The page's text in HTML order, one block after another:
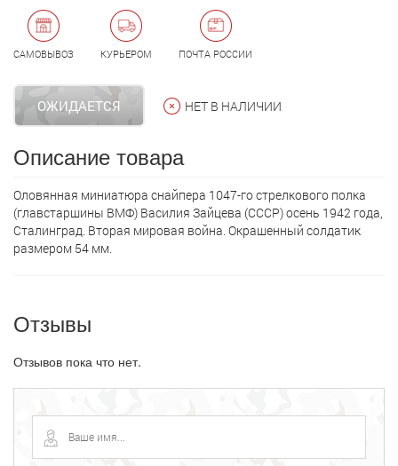
САМОВЫВОЗ КУРЬЕРОМ ПОЧТА РОССИИ
ОЖИДАЕТСЯ НЕТ В НАЛИЧИИ
Описание товара
Оловянная миниатюра снайпера 1047-го стрелкового полка
(главстаршины ВМФ) Василия Зайцева (СССР) осень 1942 года,
Сталинград. Вторая мировая война. Окрашенный солдатик
размером 54 мм.
Отзывы
Отзывов пока что нет.